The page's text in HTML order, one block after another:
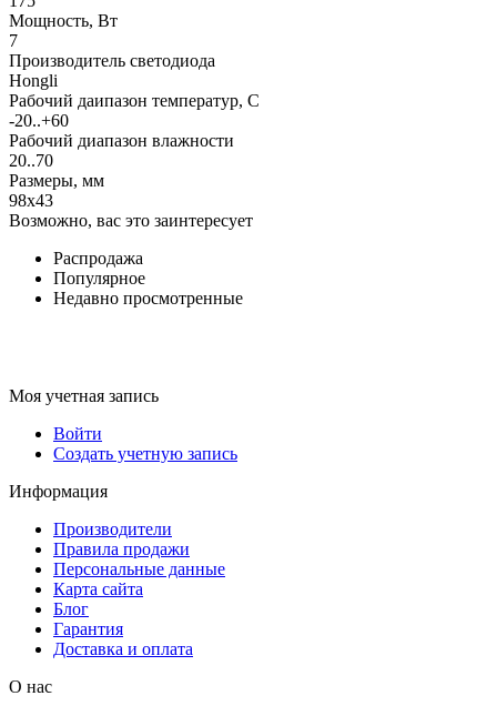
Мощность, Вт
7
Производитель светодиода
Hongli
Рабочий даипазон температур, С
-20..+60
Рабочий диапазон влажности
20..70
Размеры, мм
98x43
Возможно, вас это заинтересует
Распродажа
Популярное
Недавно просмотренные
Моя учетная запись
Войти
Создать учетную запись
Информация
Производители
Правила продажи
Персональные данные
Карта сайта
Блог
Гарантия
Доставка и оплата
О нас